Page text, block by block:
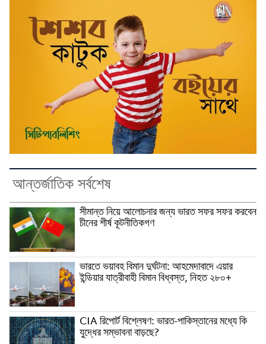
আন্তর্জাতিক সর্বশেষ
সীমান্ত নিয়ে আলোচনার জন্য ভারত সফর সফর করবেন
চীনের শীর্ষ কূটনীতিকগণ
ভারতে ভয়াবহ বিমান দুর্ঘটনা: আহমেদাবাদে এয়ার
ইন্ডিয়ার যাত্রীবাহী বিমান বিধ্বস্ত, নিহত ২৮০+
CIA রিপোর্ট বিশ্লেষণ: ভারত-পাকিস্তানের মধ্যে কি
যুদ্ধের সম্ভাবনা বাড়ছে?